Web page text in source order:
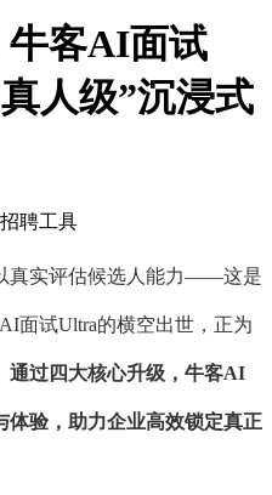
牛客AI面试
人级”沉浸式
聘工具
真实评估候选人能力——这是
面试Ultra的横空出世，正为
通过四大核心升级，牛客AI
体验，助力企业高效锁定真正